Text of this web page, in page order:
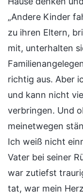
„Andere Kinder
zu ihren Eltern,
mit, unterhalten
richtig aus. Aber
und kann nicht
verbringen. Und
meinetwegen
Ich weiß nicht
Vater bei seiner
war zutiefst
tat, war mein